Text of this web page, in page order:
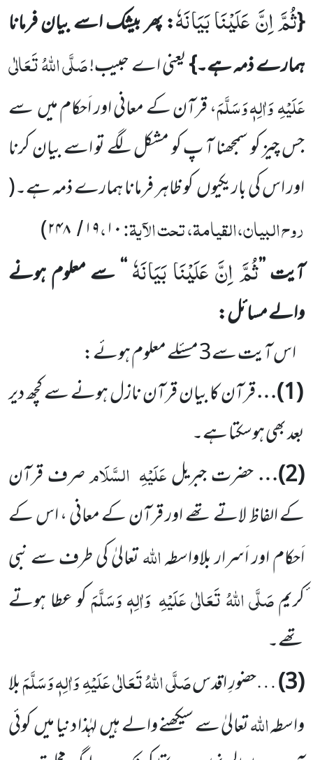
{ثُمَّ اِنَّ عَلَیْنَا بَیَانَهٗ: پھر بیشک اسے بیان فرمانا
ہمارے ذمہ ہے۔}یعنی اے حبیب!صَلَّی اللّٰہُ تَعَالٰی
عَلَیْہِوَاٰلِہٖ وَسَلَّمَ،قرآن کے معانی اور اَحکام میںسے
جس چیز کو سمجھنا آ پ کو مشکل لگے تو اسے بیان کرنا
اور اس کی باریکیوںکو ظاہر فرمانا ہمارے ذمہ ہے۔(
روح البیان،القیامۃ، تحت الآیۃ: ۱۹،۱۰ / ۲۴۸)
آیت’’ثُمَّ اِنَّ عَلَیْنَا بَیَانَهٗ‘‘سے معلوم ہونے
والے مسائل:
اس آیت سے3مسئلے معلوم ہوئے:
(
1
)…قرآن کا بیان قرآن نازل ہونے سے کچھ دیر
بعد بھی ہوسکتا ہے۔
(
2
)…حضرت جبریلعَلَیْہِ السَّلَامصرف قرآن
کے الفاظ لاتے تھے اور قرآن کے معانی ، اس کے
اَحکام اور اَسراربلاواسطہاللّٰہتعالیٰ کی طرف سے نبی
ٔکریمصَلَّی اللّٰہُ تَعَالٰی عَلَیْہِ وَاٰلِہٖ وَسَلَّمَکو عطا ہوتے
تھے۔
(
3
)…حضورِ اقدسصَلَّی اللّٰہُ تَعَالٰی عَلَیْہِوَاٰلِہٖ وَسَلَّمَبلا
واسطہاللّٰہتعالیٰ سے سیکھنے والے ہیںلہٰذا دنیا میںکوئی